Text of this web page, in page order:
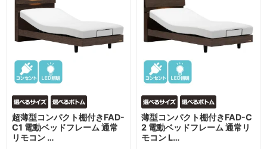
超薄型コンパクト棚付きFAD-
C1 電動ベッドフレーム 通常
リモコン …
薄型コンパクト棚付きFAD-C
2 電動ベッドフレーム 通常リ
モコン L…